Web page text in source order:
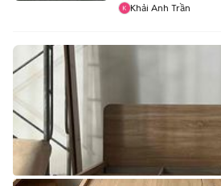
Khải Anh Trần